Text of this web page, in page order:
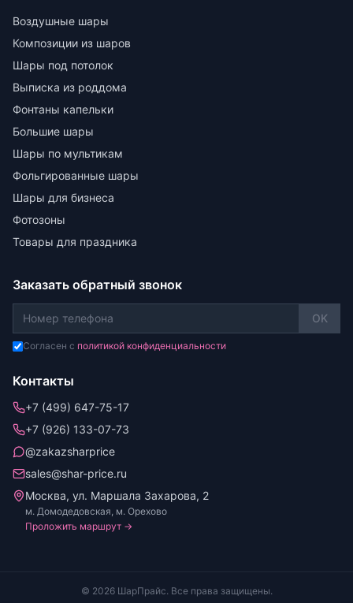
Воздушные шары
Композиции из шаров
Шары под потолок
Выписка из роддома
Фонтаны капельки
Большие шары
Шары по мультикам
Фольгированные шары
Шары для бизнеса
Фотозоны
Товары для праздника
Заказать обратный звонок
OK
Согласен с политикой конфиденциальности
Контакты
+7 (499) 647-75-17
+7 (926) 133-07-73
@zakazsharprice
sales@shar-price.ru
Москва, ул. Маршала Захарова, 2
м. Домодедовская, м. Орехово
Проложить маршрут →
© 2026 ШарПрайс. Все права защищены.